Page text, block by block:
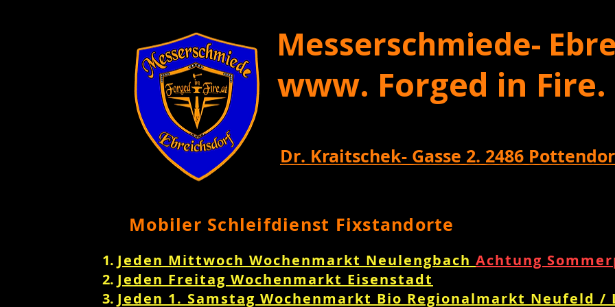
Messerschmiede-
www. Forged in
Dr. Kraitschek- Gasse 2. 2486
Mobiler Schleifdienst Fixstandorte
Jeden Mittwoch Wochenmarkt Neulengbach Achtung
Jeden Freitag Wochenmarkt Eisenstadt
Jeden 1. Samstag Wochenmarkt Bio Regionalmarkt Neufeld